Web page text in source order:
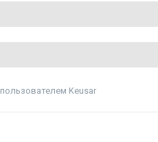
пользователем Keusar